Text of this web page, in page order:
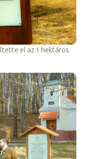
el az 1 hektáros